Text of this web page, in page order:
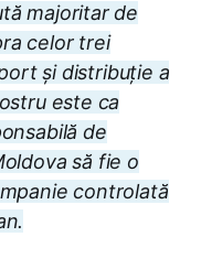
majoritar de
celor trei
și distribuție a
este ca
de
să fie o
controlată